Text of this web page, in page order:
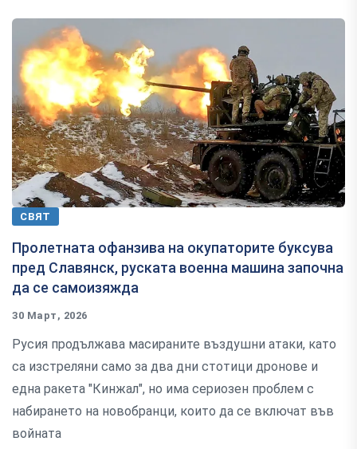
СВЯТ
Пролетната офанзива на окупаторите буксува
пред Славянск, руската военна машина започна
да се самоизяжда
30 Март, 2026
Русия продължава масираните въздушни атаки, като
са изстреляни само за два дни стотици дронове и
една ракета "Кинжал", но има сериозен проблем с
набирането на новобранци, които да се включат във
войната